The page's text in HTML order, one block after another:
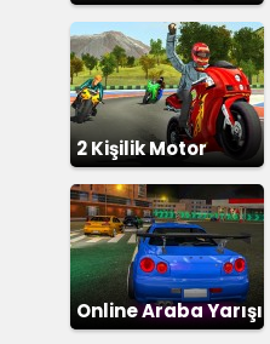
2 Kişilik Motor
Online Araba Yarışı